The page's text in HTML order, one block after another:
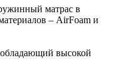
матрас в
– AirFoam и
высокой